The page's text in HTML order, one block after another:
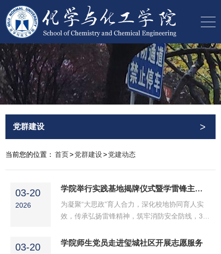
党群建设 >
当前您的位置： 首页>党群建设>党建动态
03-20
2026
学院举行实践基地揭牌仪式暨学雷锋主题党日活动
为凝聚“大思政”育人合力，深化校地协同育人实
效，传承弘扬雷锋精神，筑牢消防安全防线，3月
课”实践基地签约揭牌仪式并开展“传承雷锋精
03-20 学院师生党员走进玺城社区开展志愿服务